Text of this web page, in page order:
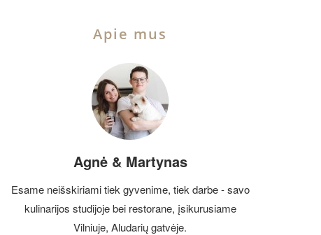
Apie mus
Agnė & Martynas
Esame neišskiriami tiek gyvenime, tiek darbe - savo
kulinarijos studijoje bei restorane, įsikurusiame
Vilniuje, Aludarių gatvėje.